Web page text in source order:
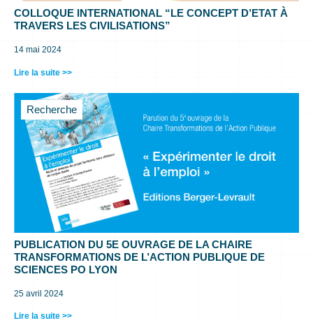
COLLOQUE INTERNATIONAL “LE CONCEPT D’ETAT À
TRAVERS LES CIVILISATIONS”
14 mai 2024
Lire la suite >>
Recherche
PUBLICATION DU 5E OUVRAGE DE LA CHAIRE
TRANSFORMATIONS DE L’ACTION PUBLIQUE DE
SCIENCES PO LYON
25 avril 2024
Lire la suite >>